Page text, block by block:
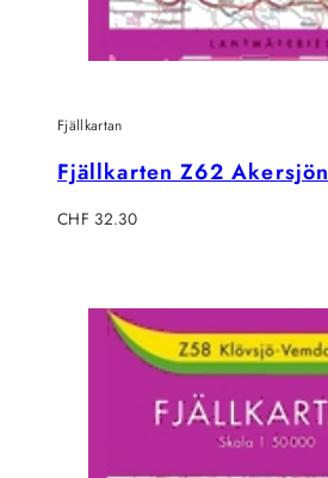
Fjällkartan
Fjällkarten Z62 Akersjön
Regulärer
CHF 32.30